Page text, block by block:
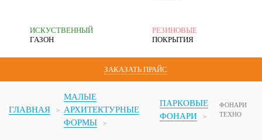
ИСКУСТВЕННЫЙ
ГАЗОН
РЕЗИНОВЫЕ
ПОКРЫТИЯ
ЗАКАЗАТЬ ПРАЙС
ГЛАВНАЯ
МАЛЫЕ
АРХИТЕКТУРНЫЕ
ФОРМЫ
ПАРКОВЫЕ
ФОНАРИ
ФОНАРИ
ТЕХНО